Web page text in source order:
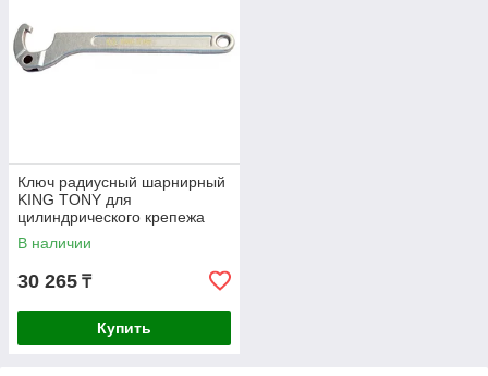
Ключ радиусный шарнирный
KING TONY для
цилиндрического крепежа
120-180мм 3641-I0
В наличии
30 265 ₸
Купить